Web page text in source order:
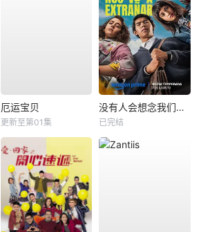
厄运宝贝
更新至第01集
没有人会想念我们第二季
已完结